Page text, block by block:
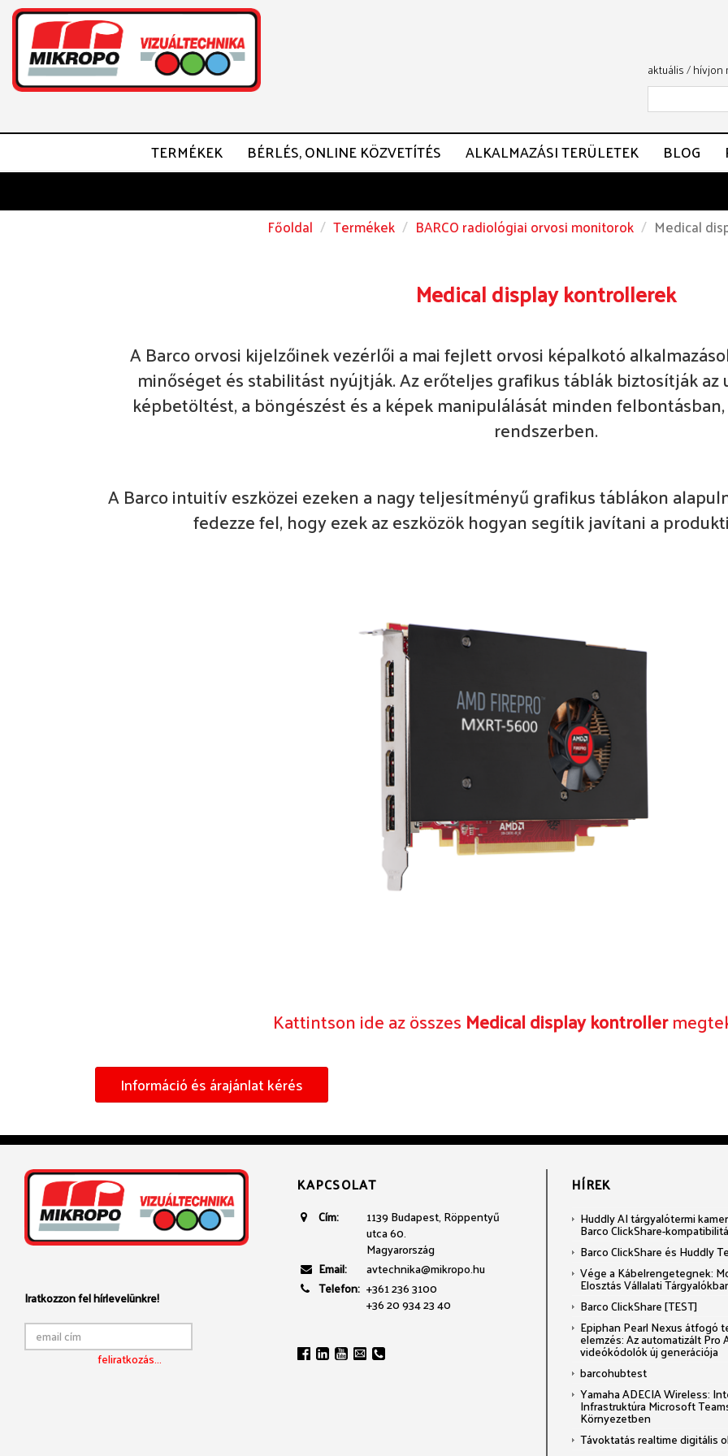
aktuális/hívjon
TERMÉKEK BÉRLÉS, ONLINE KÖZVETÍTÉS ALKALMAZÁSI TERÜLETEK BLOG
Főoldal Termékek BARCO radiológiai orvosi monitorok Medical
Medical display kontrollerek
A Barco orvosi kijelzőinek vezérlői a mai fejlett orvosi képalkotó
minőséget és stabilitást nyújtják. Az erőteljes grafikus táblák biztosítják
képbetöltést, a böngészést és a képek manipulálását minden
rendszerben.
A Barco intuitív eszközei ezeken a nagy teljesítményű grafikus táblákon
fedezze fel, hogy ezek az eszközök hogyan segítik javítani a
Kattintson ide az összes Medical display kontroller
Információ és árajánlat kérés
Iratkozzon fel hírlevelünkre!
KAPCSOLAT
Cím:
1139 Budapest, Röppentyű
utca 60.
Magyarország
Email:
avtechnika@mikropo.hu
Telefon: +361 236 3100
+36 20 934 23 40
HÍREK
Huddly AI tárgyalótermi
Barco ClickShare-
Barco ClickShare és Huddly
Vége a Kábelrengetegnek:
Elosztás Vállalati
Barco ClickShare [TEST]
Epiphan Pearl Nexus átfogó
elemzés: Az automatizált Pro
videókódolók új generációja
barcohubtest
Yamaha ADECIA Wireless:
Infrastruktúra Microsoft
Környezetben
Távoktatás realtime digitális